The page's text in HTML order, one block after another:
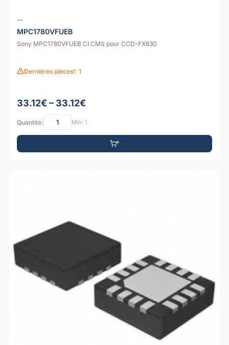
--
MPC1780VFUEB
Sony MPC1780VFUEB CI CMS pour CCD-FX630
Dernières pièces!: 1
33.12€ – 33.12€
Quantité: Min: 1